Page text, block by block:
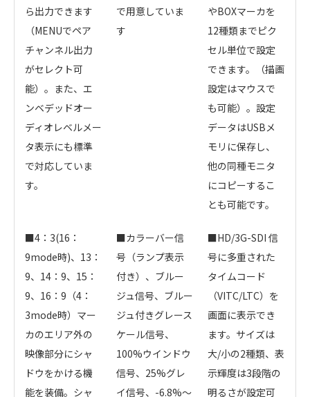
ら出力できます
（MENUでペア
チャンネル出力
がセレクト可
能）。また、エ
ンベデッドオー
ディオレベルメー
タ表示にも標準
で対応していま
す。
で用意していま
す
やBOXマーカを
12種類までピク
セル単位で設定
できます。（描画
設定はマウスで
も可能）。設定
データはUSBメ
モリに保存し、
他の同種モニタ
にコピーするこ
とも可能です。
■4：3(16：
9mode時)、13：
9、14：9、15：
9、16：9（4：
3mode時）マー
カのエリア外の
映像部分にシャ
ドウをかける機
能を装備。シャ
■カラーバー信
号（ランプ表示
付き）、ブルー
ジュ信号、ブルー
ジュ付きグレース
ケール信号、
100%ウインドウ
信号、25%グレ
イ信号、-6.8%～
■HD/3G-SDI 信
号に多重された
タイムコード
（VITC/LTC）を
画面に表示でき
ます。サイズは
大/小の2種類、表
示輝度は3段階の
明るさが設定可